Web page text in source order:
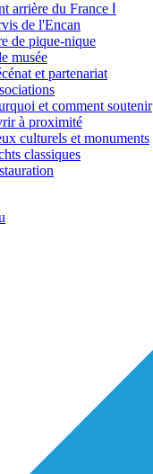
arrière du France Ⅰ
de l'Encan
de pique-nique
musée
et partenariat
et comment soutenir
à proximité
culturels et monuments
classiques